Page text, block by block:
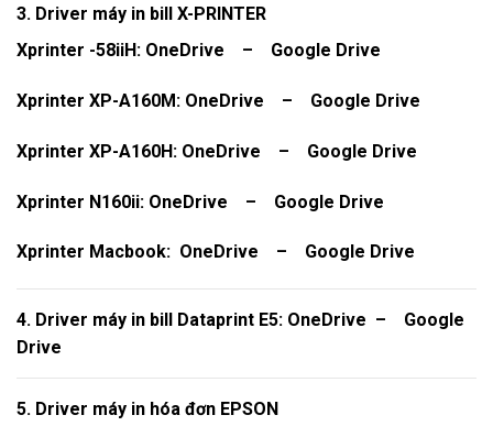
3. Driver máy in bill X-PRINTER
Xprinter -58iiH: OneDrive – Google Drive
Xprinter XP-A160M: OneDrive – Google Drive
Xprinter XP-A160H: OneDrive – Google Drive
Xprinter N160ii: OneDrive – Google Drive
Xprinter Macbook: OneDrive – Google Drive
4. Driver máy in bill Dataprint E5: OneDrive – Google
Drive
5. Driver máy in hóa đơn EPSON